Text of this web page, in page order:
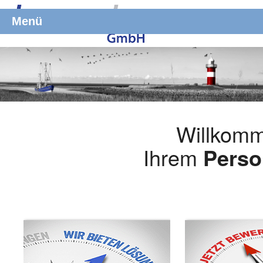
Menü
Ihrem